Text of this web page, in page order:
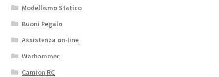
Modellismo Statico
Buoni Regalo
Assistenza on-line
Warhammer
Camion RC